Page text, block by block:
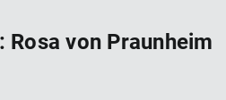
von Praunheim